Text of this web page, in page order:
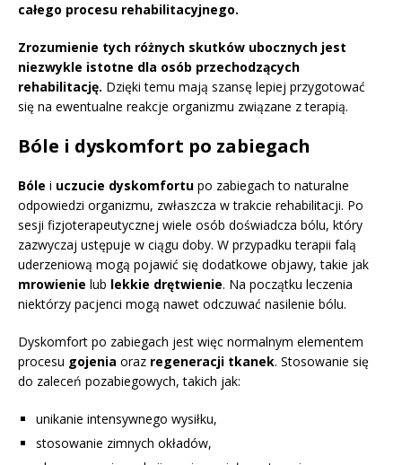
całego procesu rehabilitacyjnego.
Zrozumienie tych różnych skutków ubocznych jest
niezwykle istotne dla osób przechodzących
rehabilitację. Dzięki temu mają szansę lepiej przygotować
się na ewentualne reakcje organizmu związane z terapią.
Bóle i dyskomfort po zabiegach
Bóle i uczucie dyskomfortu po zabiegach to naturalne
odpowiedzi organizmu, zwłaszcza w trakcie rehabilitacji. Po
sesji fizjoterapeutycznej wiele osób doświadcza bólu, który
zazwyczaj ustępuje w ciągu doby. W przypadku terapii falą
uderzeniową mogą pojawić się dodatkowe objawy, takie jak
mrowienie lub lekkie drętwienie. Na początku leczenia
niektórzy pacjenci mogą nawet odczuwać nasilenie bólu.
Dyskomfort po zabiegach jest więc normalnym elementem
procesu gojenia oraz regeneracji tkanek. Stosowanie się
do zaleceń pozabiegowych, takich jak:
unikanie intensywnego wysiłku,
stosowanie zimnych okładów,